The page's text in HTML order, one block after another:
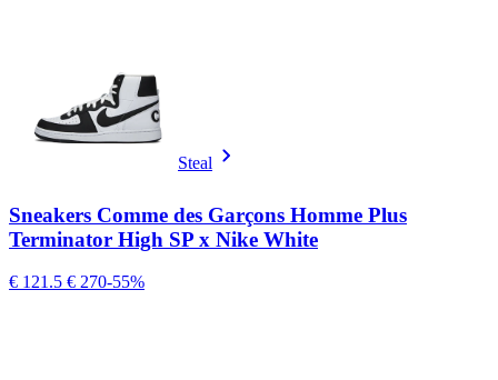
Steal
Sneakers Comme des Garçons Homme Plus
Terminator High SP x Nike White
€ 121.5 € 270-55%